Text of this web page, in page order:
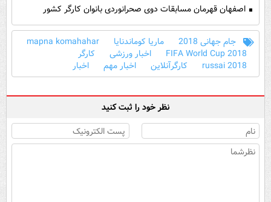
اصفهان قهرمان مسابقات دوی صحرانوردی بانوان کارگر کشور
جام جهانی 2018 ماریا کوماندنایا
mapna komahahar
2018 FIFA World Cup
اخبار ورزشی
کارگر
russai 2018
کارگرآنلاین اخبار مهم اخبار
نظر خود را ثبت کنید